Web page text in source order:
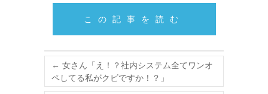
この記事を読む
← 女さん「え！？社内システム全てワンオ
ペしてる私がクビですか！？」